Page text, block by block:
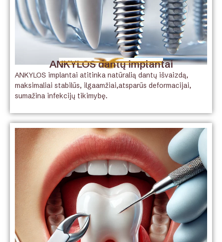
ANKYLOS dantų implantai
ANKYLOS implantai atitinka natūralią dantų išvaizdą,
maksimaliai stabilūs, ilgaamžiai,atsparūs deformacijai,
sumažina infekcijų tikimybę.